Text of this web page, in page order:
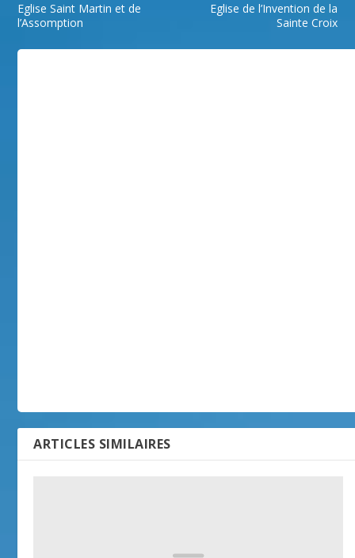
Eglise Saint Martin et de
l’Assomption
Eglise de l’Invention de la
Sainte Croix
ARTICLES SIMILAIRES